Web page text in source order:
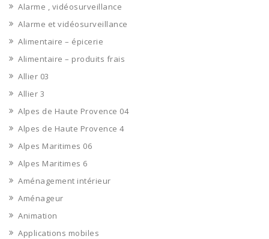
Alarme , vidéosurveillance
Alarme et vidéosurveillance
Alimentaire – épicerie
Alimentaire – produits frais
Allier 03
Allier 3
Alpes de Haute Provence 04
Alpes de Haute Provence 4
Alpes Maritimes 06
Alpes Maritimes 6
Aménagement intérieur
Aménageur
Animation
Applications mobiles